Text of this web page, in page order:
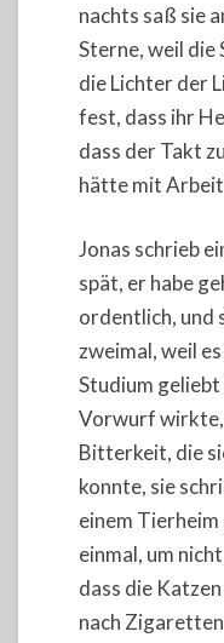
nachts saß sie
Sterne, weil die
die Lichter der
fest, dass ihr
dass der Takt
hätte mit
Jonas schrieb
spät, er habe
ordentlich, und
zweimal, weil
Studium geliebt
Vorwurf
Bitterkeit, die
konnte, sie
einem
einmal, um
dass die
nach